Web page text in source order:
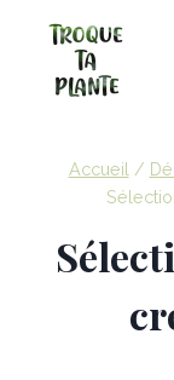
contenu
Accueil /